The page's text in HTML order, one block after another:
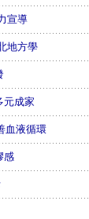
宣導
地方學
元成家
血液循環
感